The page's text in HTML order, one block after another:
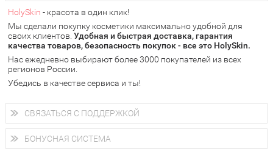
В 20 городах России доставка осуществляется ужена
следующий день.
у Вас всегда есть возможность получитьбесплатную
доставку от HolySkin.
подробнее об условиях доставки и оплаты в Вашем городе
через интернет-банк (Альфа-банк, Сбербанк) и другими
электронными способами.
HolySkin - красота в один клик!
Мы сделали покупку косметики максимально удобной для
своих клиентов. Удобная и быстрая доставка, гарантия
качества товаров, безопасность покупок - все это HolySkin.
Нас ежедневно выбирают более 3000 покупателей из всех
регионов России.
Убедись в качестве сервиса и ты!
СВЯЗАТЬСЯ С ПОДДЕРЖКОЙ
+7 (800) 707-24-55
Мы будем рады ответить на все Ваши вопросы по работе
магазина, проконсультировать по товарам, рассказать о
БОНУСНАЯ СИСТЕМА